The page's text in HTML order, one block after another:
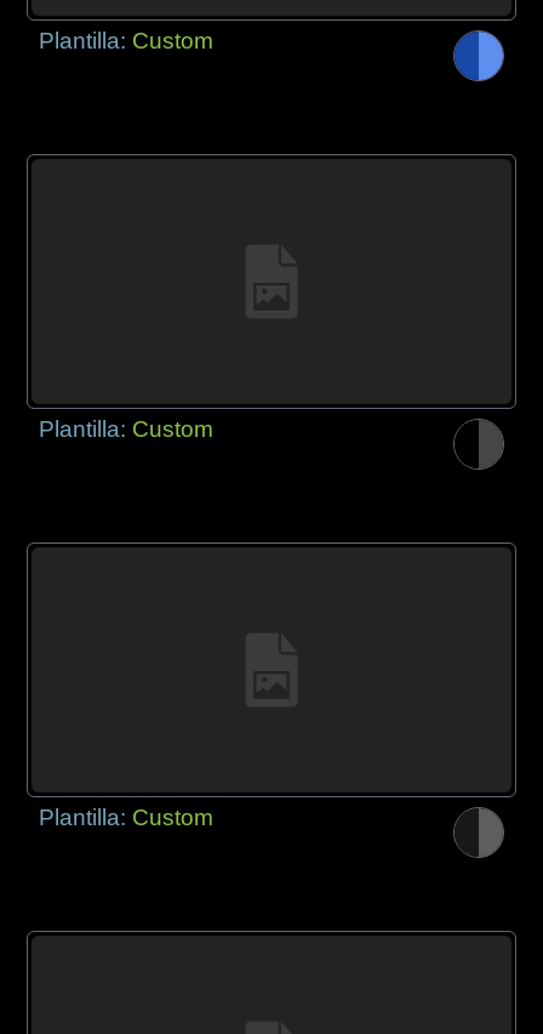
Plantilla: Custom
Plantilla: Custom
Plantilla: Custom